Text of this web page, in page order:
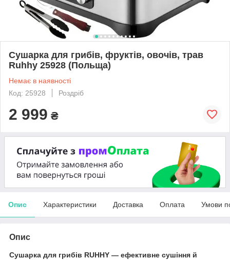
Сушарка для грибів, фруктів, овочів, трав
Ruhhy 25928 (Польща)
Немає в наявності
Код: 25928
Роздріб
2 999 ₴
Опис Характеристики Доставка Оплата Умови
Опис
Сушарка для грибів RUHHY — ефективне сушіння й